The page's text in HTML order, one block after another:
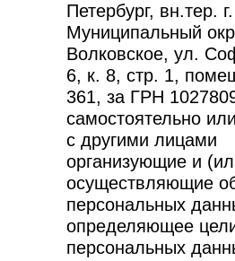
Петербург, вн.тер. г.
Муниципальный
Волковское, ул.
6, к. 8, стр. 1,
361, за ГРН
самостоятельно
с другими лицами
организующие и
осуществляющие
персональных
определяющее
персональных